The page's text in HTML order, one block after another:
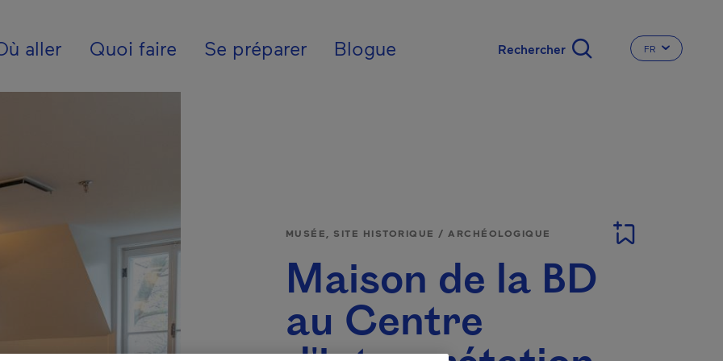
- Fr - International
aller Quoi faire Se préparer Blogue CHANGER
FR
MUSÉE, SITE HISTORIQUE / ARCHÉOLOGIQUE
Maison de la BD
au Centre